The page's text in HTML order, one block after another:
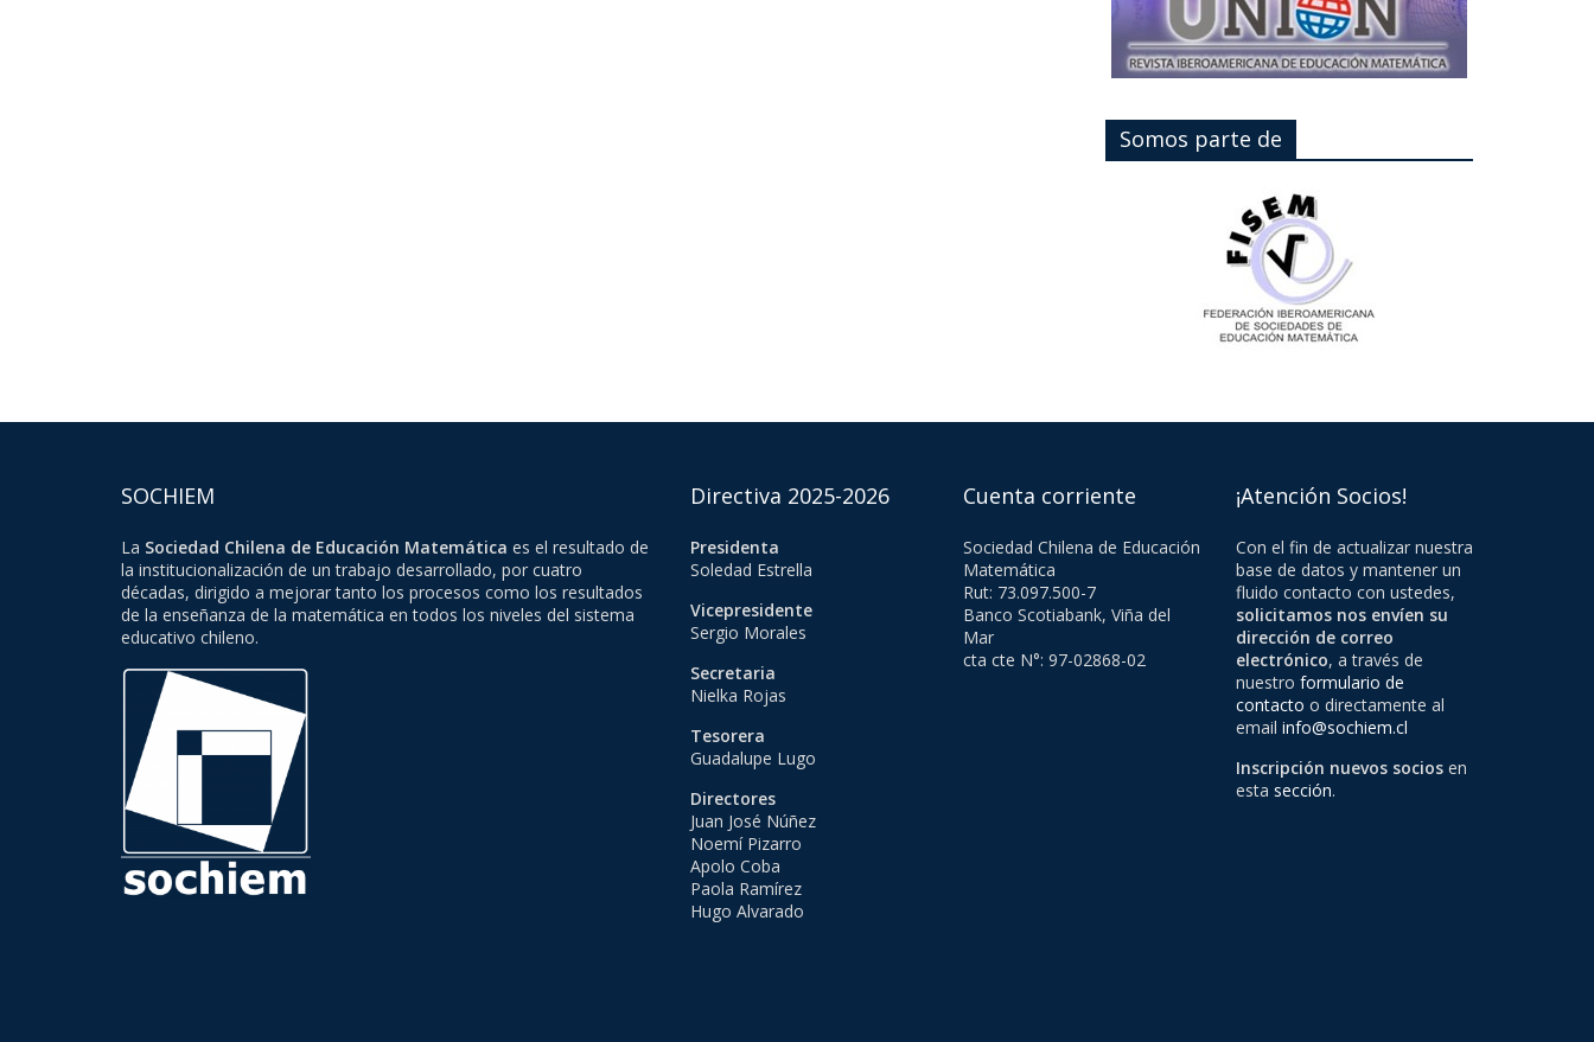
Somos parte de
SOCHIEM
La Sociedad Chilena de Educación Matemática es el resultado de
la institucionalización de un trabajo desarrollado, por cuatro
décadas, dirigido a mejorar tanto los procesos como los resultados
de la enseñanza de la matemática en todos los niveles del sistema
educativo chileno.
Directiva 2025-2026
Presidenta
Soledad Estrella
Vicepresidente
Sergio Morales
Secretaria
Nielka Rojas
Tesorera
Guadalupe Lugo
Directores
Juan José Núñez
Noemí Pizarro
Apolo Coba
Paola Ramírez
Hugo Alvarado
Cuenta corriente
Sociedad Chilena de Educación
Matemática
Rut: 73.097.500-7
Banco Scotiabank, Viña del
Mar
cta cte N°: 97-02868-02
¡Atención Socios!
Con el fin de actualizar nuestra
base de datos y mantener un
fluido contacto con ustedes,
solicitamos nos envíen su
dirección de correo
electrónico, a través de
nuestro formulario de
contacto o directamente al
email info@sochiem.cl
Inscripción nuevos socios en
esta sección.